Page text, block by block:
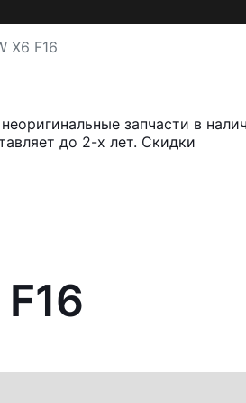
X6 F16
запчасти в
до 2-х лет. Скидки